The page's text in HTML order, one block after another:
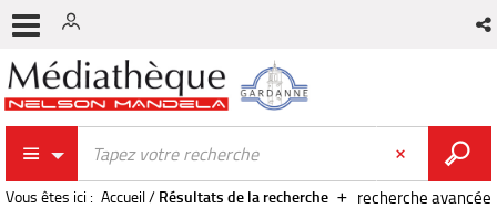
recherche avancée
Vous êtes ici : Accueil/ Résultats de la recherche